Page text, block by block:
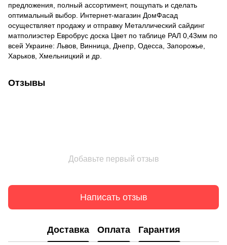
предложения, полный ассортимент, пощупать и сделать
оптимальный выбор. Интернет-магазин ДомФасад
осуществляет продажу и отправку Металлический сайдинг
матполиэстер Евробрус доска Цвет по таблице РАЛ 0,43мм по
всей Украине: Львов, Винница, Днепр, Одесса, Запорожье,
Харьков, Хмельницкий и др.
Отзывы
Добавьте первый отзыв
Написать отзыв
Доставка Оплата Гарантия